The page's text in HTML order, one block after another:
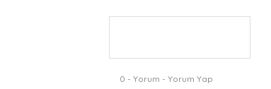
0 - Yorum - Yorum Yap